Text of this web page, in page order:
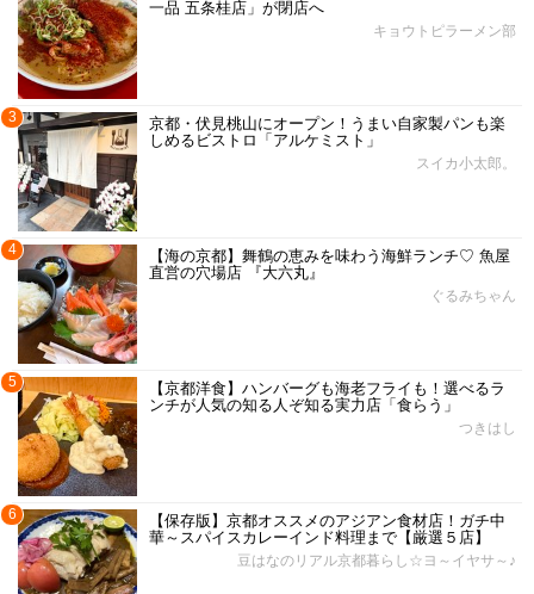
一品 五条桂店」が閉店へ
キョウトピラーメン部
3
京都・伏見桃山にオープン！うまい自家製パンも楽
しめるビストロ「アルケミスト」
スイカ小太郎。
4
【海の京都】舞鶴の恵みを味わう海鮮ランチ♡ 魚屋
直営の穴場店 『大六丸』
ぐるみちゃん
5
【京都洋食】ハンバーグも海老フライも！選べるラ
ンチが人気の知る人ぞ知る実力店「食らう」
つきはし
6
【保存版】京都オススメのアジアン食材店！ガチ中
華～スパイスカレーインド料理まで【厳選５店】
豆はなのリアル京都暮らし☆ヨ～イヤサ～♪